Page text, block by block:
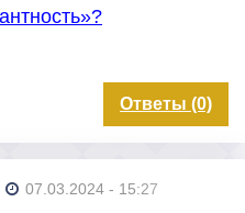
Ответы (0)
07.03.2024 - 15:27